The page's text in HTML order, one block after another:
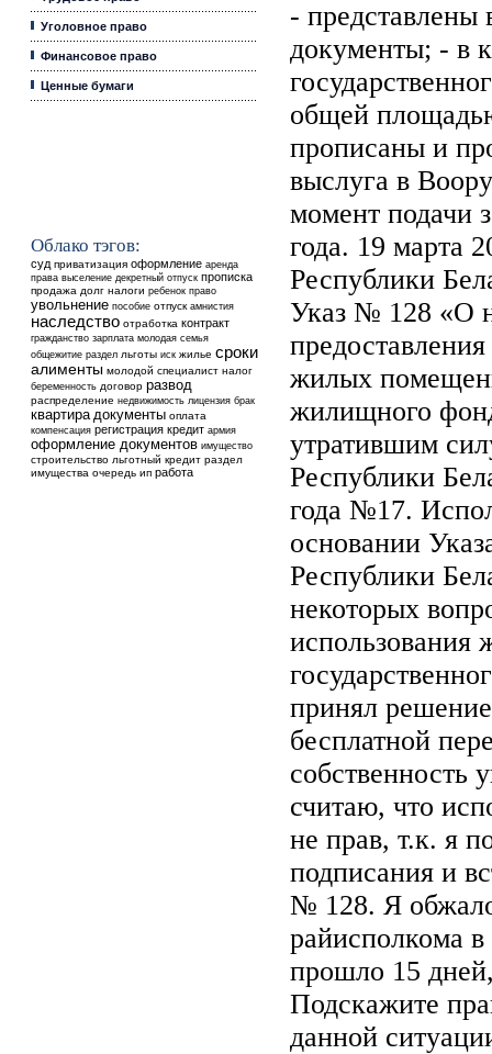
Уголовное право
Финансовое право
Ценные бумаги
Облако тэгов:
суд приватизация оформление аренда
права выселение декретный отпуск прописка
продажа долг налоги ребенок право
увольнение пособие отпуск амнистия
наследство отработка контракт
гражданство зарплата молодая семья
общежитие раздел льготы иск жилье сроки
алименты молодой специалист налог
беременность договор развод
распределение недвижимость лицензия брак
квартира документы оплата
компенсация регистрация кредит армия
оформление документов имущество
строительство льготный кредит раздел
имущества очередь ип работа
- представлены
документы; - в
общей
прописаны и
выслуга в
момент подачи
года. 19 марта
Республики
Указ № 128 «О
жилых
жилищного
утратившим
Республики
года №17.
основании
Республики
некоторых
принял
бесплатной
собственность
считаю, что
не прав, т.к. я
подписания и
№ 128. Я
райисполкома
прошло 15
Подскажите
данной